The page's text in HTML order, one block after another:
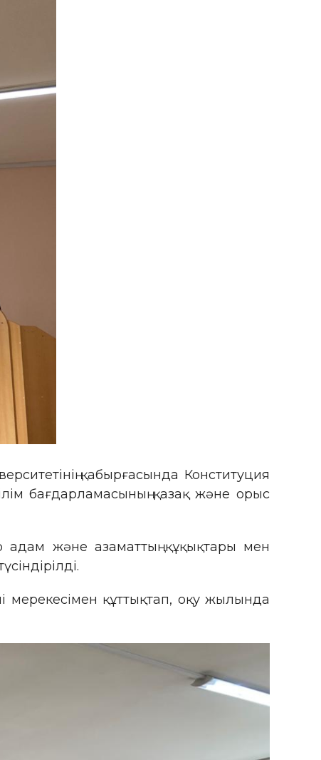
қабырғасында Конституция
бағдарламасының қазақ және орыс
адам және азаматтың құқықтары мен
құттықтап, оқу жылында